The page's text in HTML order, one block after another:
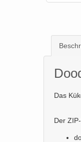
Das
Der